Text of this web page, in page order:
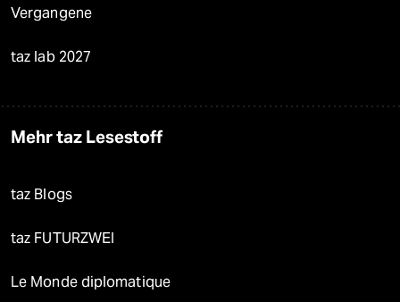
Vergangene
taz lab 2027
Mehr taz Lesestoff
taz Blogs
taz FUTURZWEI
Le Monde diplomatique